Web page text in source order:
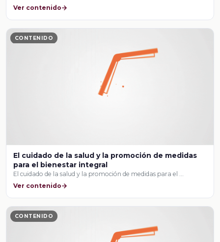
Ver contenido
CONTENIDO
El cuidado de la salud y la promoción de medidas
para el bienestar integral
El cuidado de la salud y la promoción de medidas para el …
Ver contenido
CONTENIDO